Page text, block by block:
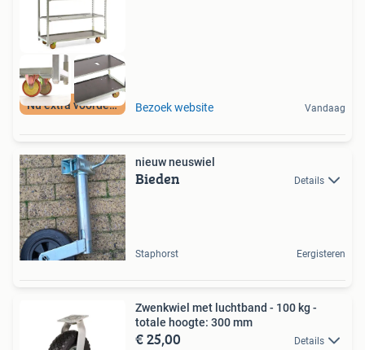
Nu extra voordeel Bezoek website Vandaag
nieuw neuswiel
Bieden Details
Staphorst Eergisteren
Zwenkwiel met luchtband - 100 kg -
totale hoogte: 300 mm
€ 25,00 Details